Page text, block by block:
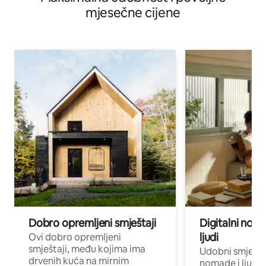
mjesečne cijene
Dobro opremljeni smještaji
Ovi dobro opremljeni
smještaji, među kojima ima
drvenih kuća na mirnim
Digitalni
ljudi
Udobni
nomade i ljude